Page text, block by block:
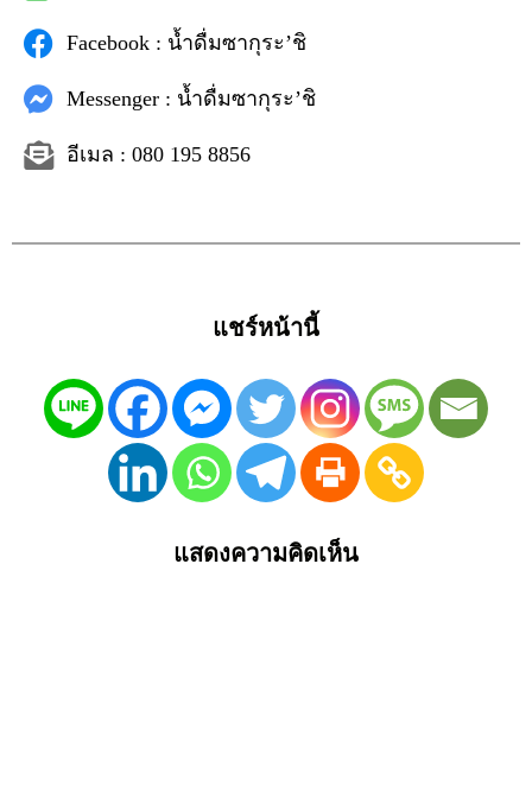
Facebook : น้ำดื่มซากุระ’ชิ
Messenger : น้ำดื่มซากุระ’ชิ
อีเมล : 080 195 8856
แชร์หน้านี้
แสดงความคิดเห็น